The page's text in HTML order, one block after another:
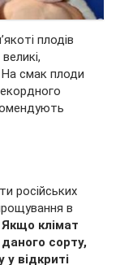
плодів
смак плоди
російських
в
Якщо клімат
сорту,
відкриті